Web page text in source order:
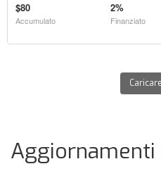
$80
Accumulato
2%
Finanziato